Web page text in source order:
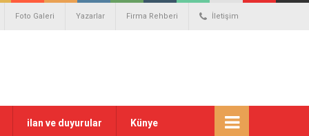
Foto Galeri Yazarlar Firma Rehberi İletişim
ilan ve duyurular Künye